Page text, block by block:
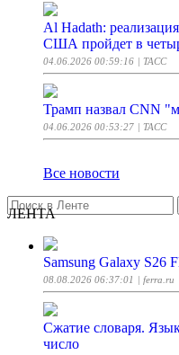
Al Hadath:
США пройдет в
04.06.2026 00:59:16 | ТАСС
Трамп назвал CNN
04.06.2026 00:53:27 | ТАСС
Все новости
ЛЕНТА
Samsung Galaxy S26
08.08.2026 06:37:01 | ferra.ru
Сжатие словаря.
число